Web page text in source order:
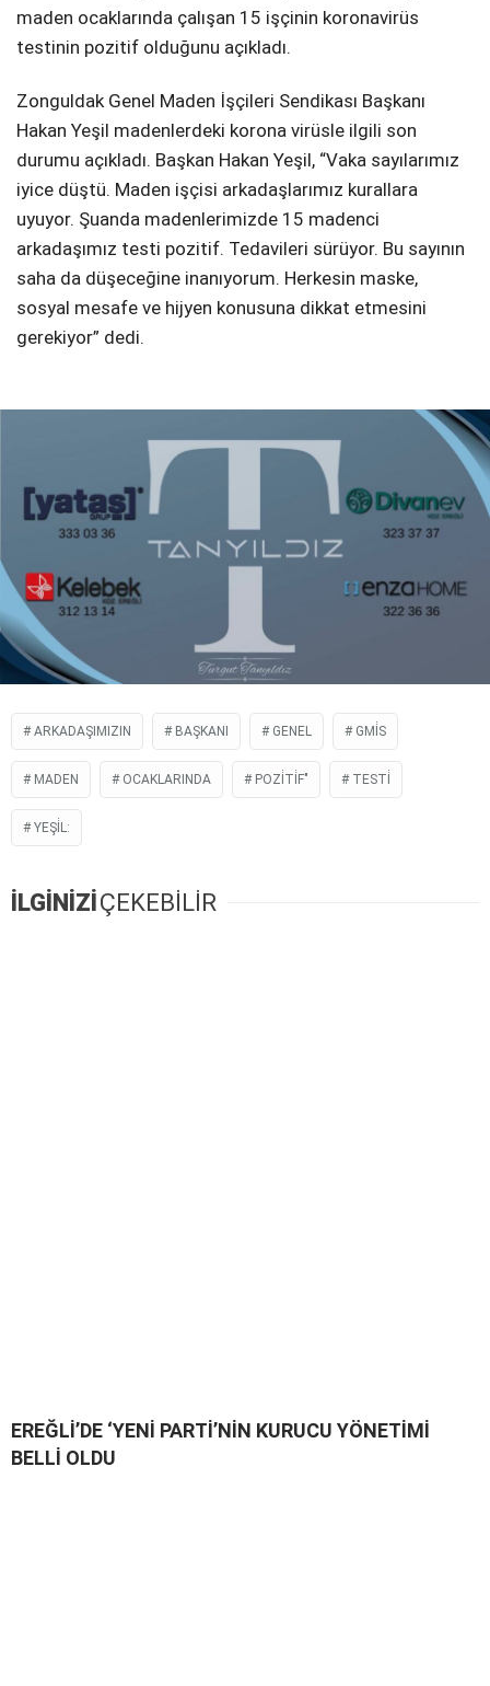
Facebook
Instagram
Youtube
maden ocaklarında çalışan 15 işçinin koronavirüs
testinin pozitif olduğunu açıkladı.
Zonguldak Genel Maden İşçileri Sendikası Başkanı
Hakan Yeşil madenlerdeki korona virüsle ilgili son
durumu açıkladı. Başkan Hakan Yeşil, “Vaka sayılarımız
iyice düştü. Maden işçisi arkadaşlarımız kurallara
uyuyor. Şuanda madenlerimizde 15 madenci
arkadaşımız testi pozitif. Tedavileri sürüyor. Bu sayının
saha da düşeceğine inanıyorum. Herkesin maske,
sosyal mesafe ve hijyen konusuna dikkat etmesini
gerekiyor” dedi.
ARKADAŞIMIZIN BAŞKANI GENEL GMİS
MADEN OCAKLARINDA POZİTİF" TESTİ
YEŞİL:
İLGİNİZİÇEKEBİLİR
EREĞLİ’DE ‘YENİ PARTİ’NİN KURUCU YÖNETİMİ
BELLİ OLDU